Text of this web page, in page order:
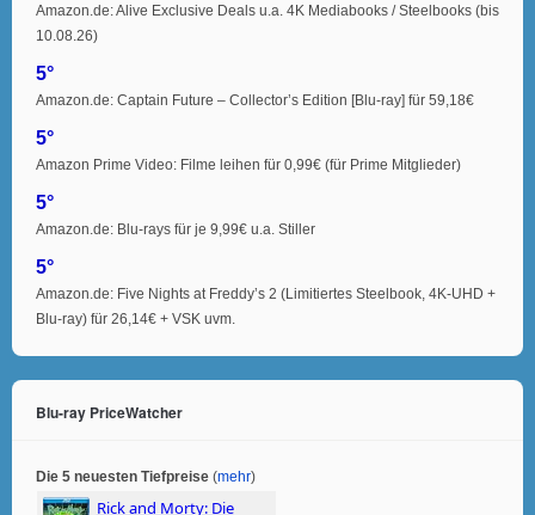
Amazon.de: Alive Exclusive Deals u.a. 4K Mediabooks / Steelbooks (bis
10.08.26)
5°
Amazon.de: Captain Future – Collector’s Edition [Blu-ray] für 59,18€
5°
Amazon Prime Video: Filme leihen für 0,99€ (für Prime Mitglieder)
5°
Amazon.de: Blu-rays für je 9,99€ u.a. Stiller
5°
Amazon.de: Five Nights at Freddy’s 2 (Limitiertes Steelbook, 4K-UHD +
Blu-ray) für 26,14€ + VSK uvm.
Blu-ray PriceWatcher
Die 5 neuesten Tiefpreise (mehr)